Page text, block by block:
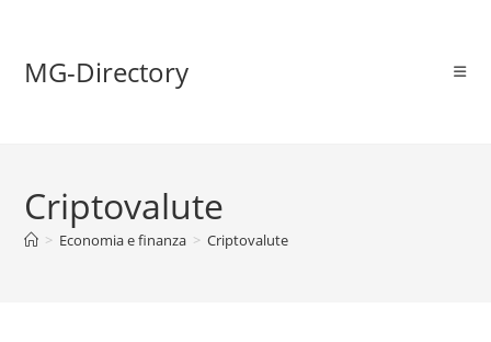
MG-Directory
Criptovalute
> Economia e finanza > Criptovalute